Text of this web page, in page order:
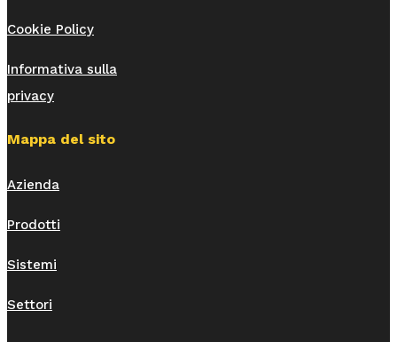
Cookie Policy
Informativa sulla
privacy
Mappa del sito
Azienda
Prodotti
Sistemi
Settori